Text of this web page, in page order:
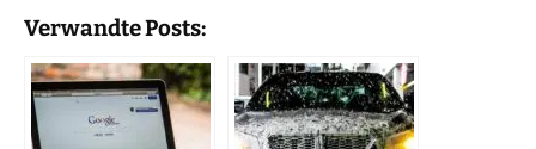
Verwandte Posts: